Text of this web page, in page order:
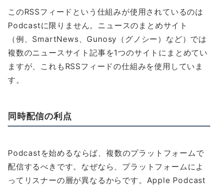
このRSSフィードという仕組みが使用されているのは
Podcastに限りません。ニュースのまとめサイト
（例、SmartNews、Gunosy（グノシー）など）では
複数のニュースサイト記事を1つのサイトにまとめてい
ますが、これもRSSフィードの仕組みを使用していま
す。
同時配信の利点
Podcastを始めるならば、複数のプラットフォームで
配信するべきです。なぜなら、プラットフォームによ
ってリスナーの層が異なるからです。Apple Podcast